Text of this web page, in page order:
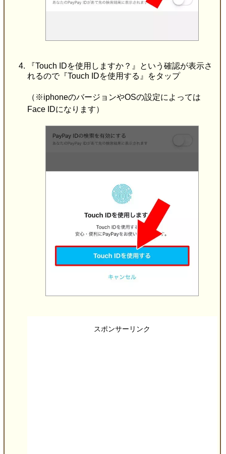
『Touch IDを使用しますか？』という確認が表示さ
れるので『Touch IDを使用する』をタップ
（※iphoneのバージョンやOSの設定によっては
Face IDになります）
スポンサーリンク